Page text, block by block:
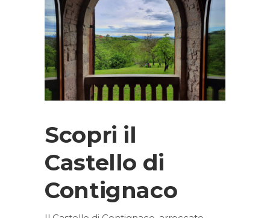
Scopri il
Castello di
Contignaco